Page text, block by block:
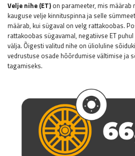
Velje nihe (ET) on parameeter, mis
kauguse velje kinnituspinna ja selle
määrab, kui sügaval on velg rattakoobas.
rattakoobas sügavamal, negatiivse ET
välja. Õigesti valitud nihe on ülioluline
vedrustuse osade hõõrdumise vältimise ja
tagamiseks.